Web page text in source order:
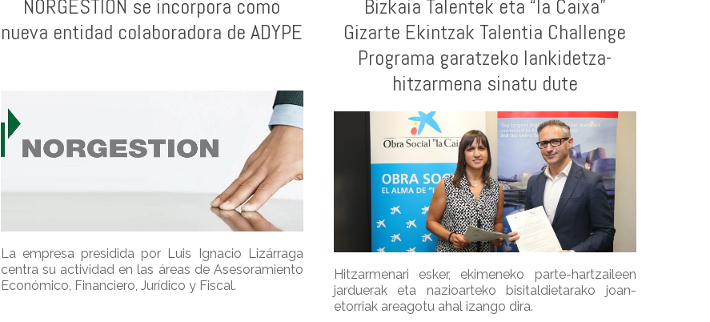
NORGESTION se incorpora como
nueva entidad colaboradora de ADYPE
La empresa presidida por Luis Ignacio Lizárraga
centra su actividad en las áreas de Asesoramiento
Económico, Financiero, Jurídico y Fiscal.
Bizkaia Talentek eta “la Caixa”
Gizarte Ekintzak Talentia Challenge
Programa garatzeko lankidetza-
hitzarmena sinatu dute
Hitzarmenari esker, ekimeneko parte-hartzaileen
jarduerak eta nazioarteko bisitaldietarako joan-
etorriak areagotu ahal izango dira.